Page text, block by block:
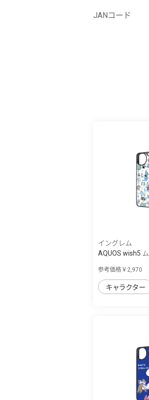
JANコード
イングレム
AQUOS wish5
参考価格￥2,970
キャラクター